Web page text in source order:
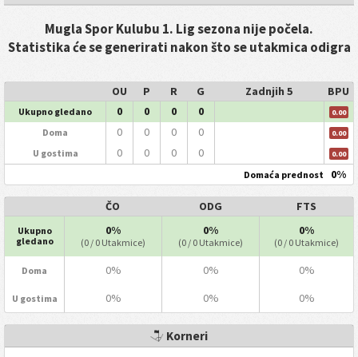
Mugla Spor Kulubu 1. Lig sezona nije počela.
Statistika će se generirati nakon što se utakmica odigra
OU P R G Zadnjih 5 BPU
Ukupno gledano 0 0 0 0 0.00
Doma 0 0 0 0 0.00
U gostima 0 0 0 0 0.00
Domaća prednost 0%
ČO ODG FTS
Ukupno
gledano
0%
(0 / 0 Utakmice)
0%
(0 / 0 Utakmice)
0%
(0 / 0 Utakmice)
Doma 0% 0% 0%
U gostima 0% 0% 0%
Korneri